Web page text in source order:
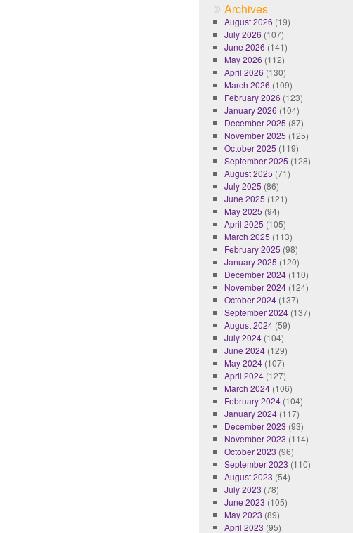
Archives
August 2026 (19)
July 2026 (107)
June 2026 (141)
May 2026 (112)
April 2026 (130)
March 2026 (109)
February 2026 (123)
January 2026 (104)
December 2025 (87)
November 2025 (125)
October 2025 (119)
September 2025 (128)
August 2025 (71)
July 2025 (86)
June 2025 (121)
May 2025 (94)
April 2025 (105)
March 2025 (113)
February 2025 (98)
January 2025 (120)
December 2024(110)
November 2024(124)
October 2024(137)
September 2024(137)
August 2024(59)
July 2024(104)
June 2024(129)
May 2024(107)
April 2024(127)
March 2024(106)
February 2024(104)
January 2024(117)
December 2023 (93)
November 2023 (114)
October 2023 (96)
September 2023 (110)
August 2023 (54)
July 2023 (78)
June 2023 (105)
May 2023 (89)
April 2023 (95)